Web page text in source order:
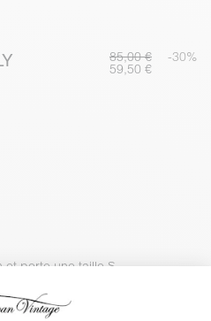
85,00 € -30%
59,50 €
et porte une taille S